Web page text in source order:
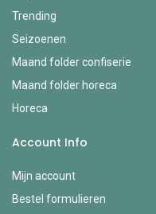
Trending
Seizoenen
Maand folder confiserie
Maand folder horeca
Horeca
Account Info
Mijn account
Bestel formulieren